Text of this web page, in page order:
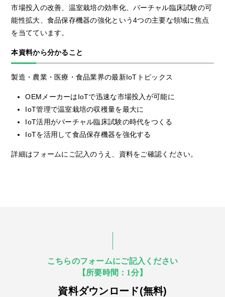
市場投入の改善、温室栽培の効率化、バーチャル臨床試験の可
能性拡大、食品保存機器の強化という4つの主要な領域に焦点
を当てています。
本資料から分かること
製造・農業・医療・食品業界の最新IoTトピックス
OEMメーカーはIoTで迅速な市場投入が可能に
IoT管理で温室栽培の収穫量を最大に
IoT活用がバーチャル臨床試験の時代をつくる
IoTを活用して食品保存機器を強化する
詳細はフォームにご記入のうえ、資料をご確認ください。
こちらのフォームにご記入ください
【所要時間：1分】
資料ダウンロード(無料)